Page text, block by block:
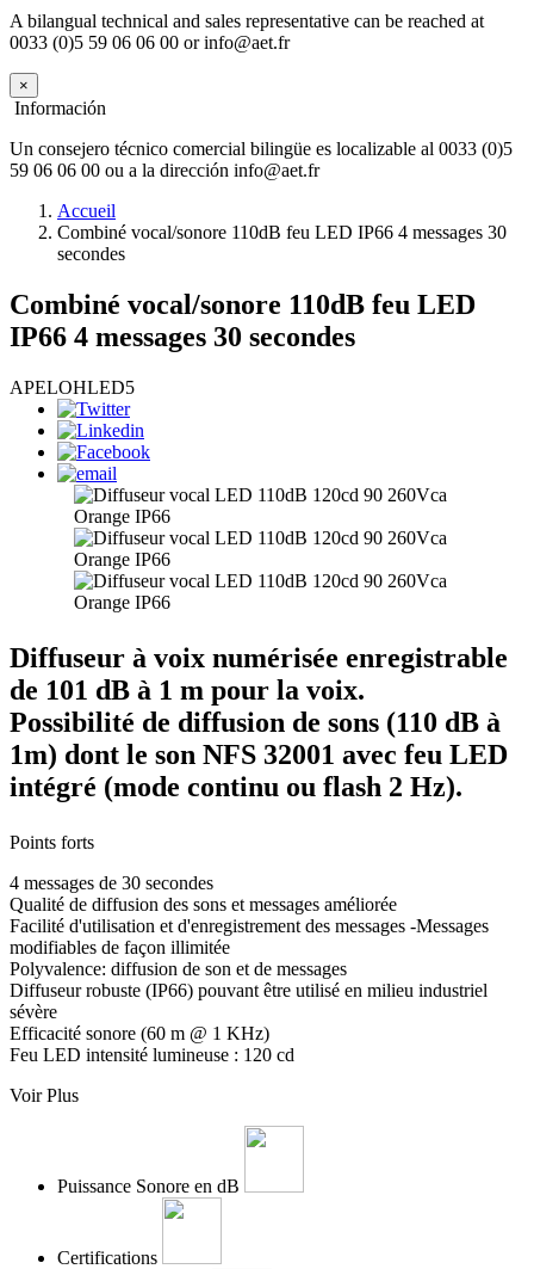
A bilangual technical and sales representative can be reached at
0033 (0)5 59 06 06 00 or info@aet.fr
×
Información
Un consejero técnico comercial bilingüe es localizable al 0033 (0)5
59 06 06 00 ou a la dirección info@aet.fr
Accueil
Combiné vocal/sonore 110dB feu LED IP66 4 messages 30
secondes
Combiné vocal/sonore 110dB feu LED
IP66 4 messages 30 secondes
APELOHLED5
Diffuseur à voix numérisée enregistrable
de 101 dB à 1 m pour la voix.
Possibilité de diffusion de sons (110 dB à
1m) dont le son NFS 32001 avec feu LED
intégré (mode continu ou flash 2 Hz).
Points forts
4 messages de 30 secondes
Qualité de diffusion des sons et messages améliorée
Facilité d'utilisation et d'enregistrement des messages -Messages
modifiables de façon illimitée
Polyvalence: diffusion de son et de messages
Diffuseur robuste (IP66) pouvant être utilisé en milieu industriel
sévère
Efficacité sonore (60 m @ 1 KHz)
Feu LED intensité lumineuse : 120 cd
Voir Plus
Puissance Sonore en dB
Certifications